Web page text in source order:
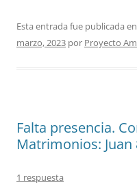
Esta entrada fue publicada en
marzo, 2023 por Proyecto
Falta presencia.
Matrimonios: Juan
1 respuesta